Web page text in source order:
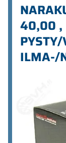
40,00 ,
ILMA-/